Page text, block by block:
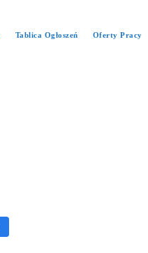
Tablica Ogłoszeń Oferty Pracy